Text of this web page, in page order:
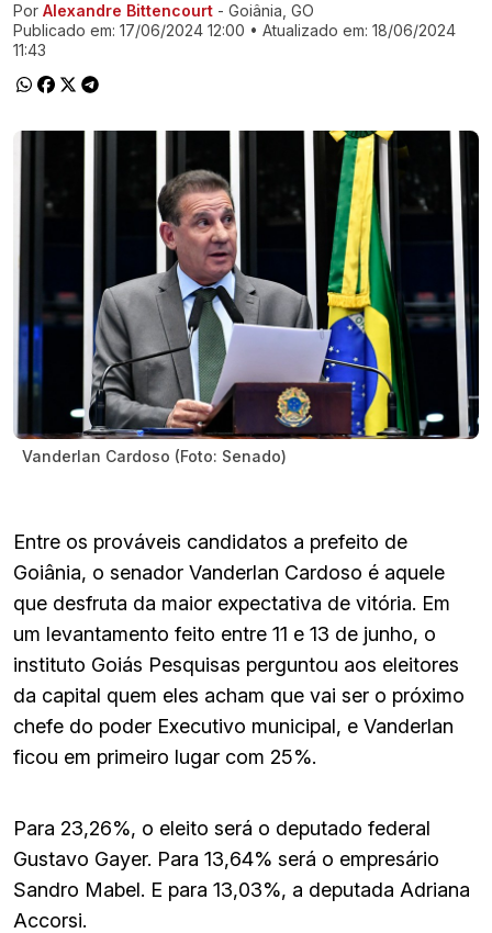
Ir direto pra matéria
Por Alexandre Bittencourt - Goiânia, GO
Publicado em: 17/06/2024 12:00 • Atualizado em: 18/06/2024
11:43
Vanderlan Cardoso (Foto: Senado)
Entre os prováveis candidatos a prefeito de
Goiânia, o senador Vanderlan Cardoso é aquele
que desfruta da maior expectativa de vitória. Em
um levantamento feito entre 11 e 13 de junho, o
instituto Goiás Pesquisas perguntou aos eleitores
da capital quem eles acham que vai ser o próximo
chefe do poder Executivo municipal, e Vanderlan
ficou em primeiro lugar com 25%.
Para 23,26%, o eleito será o deputado federal
Gustavo Gayer. Para 13,64% será o empresário
Sandro Mabel. E para 13,03%, a deputada Adriana
Accorsi.